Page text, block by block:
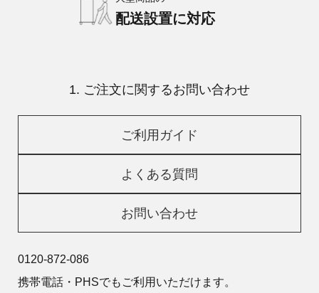
配送設置に対応
1. ご注文に関するお問い合わせ
ご利用ガイド
よくある質問
お問い合わせ
0120-872-086
携帯電話・PHSでもご利用いただけます。